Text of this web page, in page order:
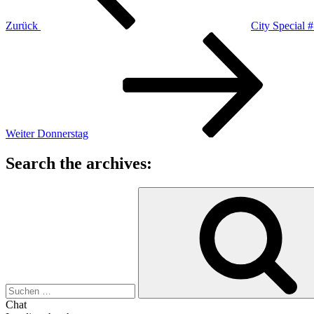
Zurück
City Special
Weiter Donnerstag
Search the archives:
Chat